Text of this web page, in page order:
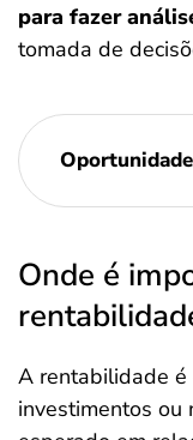
para fazer
tomada de
Onde é
A rentabilidade é
investimentos ou